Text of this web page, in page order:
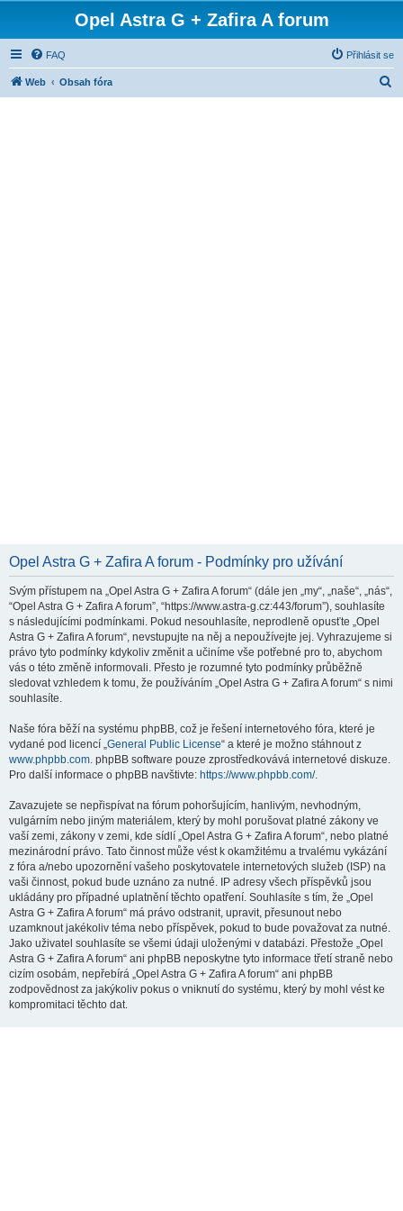
Opel Astra G + Zafira A forum
FAQ Přihlásit se
Web Obsah fóra
Opel Astra G + Zafira A forum - Podmínky pro užívání
Svým přístupem na „Opel Astra G + Zafira A forum“ (dále jen „my“, „naše“, „nás“,
“Opel Astra G + Zafira A forum”, “https://www.astra-g.cz:443/forum”), souhlasíte
s následujícími podmínkami. Pokud nesouhlasíte, neprodleně opusťte „Opel
Astra G + Zafira A forum“, nevstupujte na něj a nepoužívejte jej. Vyhrazujeme si
právo tyto podmínky kdykoliv změnit a učiníme vše potřebné pro to, abychom
vás o této změně informovali. Přesto je rozumné tyto podmínky průběžně
sledovat vzhledem k tomu, že používáním „Opel Astra G + Zafira A forum“ s nimi
souhlasíte.
Naše fóra běží na systému phpBB, což je řešení internetového fóra, které je
vydané pod licencí „General Public License“ a které je možno stáhnout z
www.phpbb.com. phpBB software pouze zprostředkovává internetové diskuze.
Pro další informace o phpBB navštivte: https://www.phpbb.com/.
Zavazujete se nepřispívat na fórum pohoršujícím, hanlivým, nevhodným,
vulgárním nebo jiným materiálem, který by mohl porušovat platné zákony ve
vaší zemi, zákony v zemi, kde sídlí „Opel Astra G + Zafira A forum“, nebo platné
mezinárodní právo. Tato činnost může vést k okamžitému a trvalému vykázání
z fóra a/nebo upozornění vašeho poskytovatele internetových služeb (ISP) na
vaši činnost, pokud bude uznáno za nutné. IP adresy všech příspěvků jsou
ukládány pro případné uplatnění těchto opatření. Souhlasíte s tím, že „Opel
Astra G + Zafira A forum“ má právo odstranit, upravit, přesunout nebo
uzamknout jakékoliv téma nebo příspěvek, pokud to bude považovat za nutné.
Jako uživatel souhlasíte se všemi údaji uloženými v databázi. Přestože „Opel
Astra G + Zafira A forum“ ani phpBB neposkytne tyto informace třetí straně nebo
cizím osobám, nepřebírá „Opel Astra G + Zafira A forum“ ani phpBB
zodpovědnost za jakýkoliv pokus o vniknutí do systému, který by mohl vést ke
kompromitaci těchto dat.